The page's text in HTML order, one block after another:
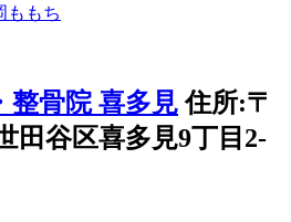
ももち
住所:〒
田谷区喜多見9丁目2-